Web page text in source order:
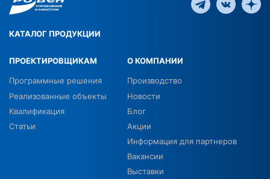
КАТАЛОГ ПРОДУКЦИИ
ПРОЕКТИРОВЩИКАМ
Программные решения
Реализованные объекты
Квалификация
Статьи
О КОМПАНИИ
Производство
Новости
Блог
Акции
Информация для партнеров
Вакансии
Выставки